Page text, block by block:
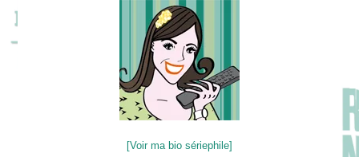
[Voir ma bio sériephile]